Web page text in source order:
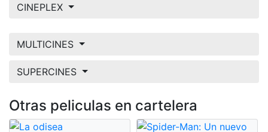
CINEPLEX
MULTICINES
SUPERCINES
Otras peliculas en cartelera